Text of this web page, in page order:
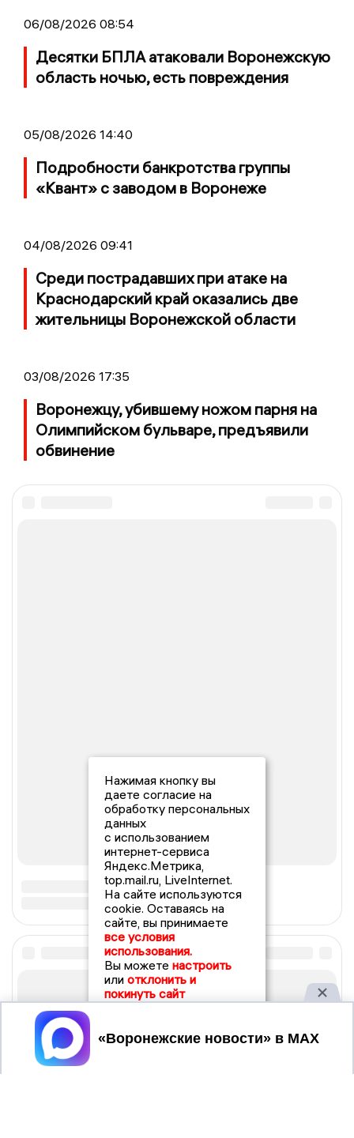
06/08/2026 08:54
Десятки БПЛА атаковали Воронежскую
область ночью, есть повреждения
05/08/2026 14:40
Подробности банкротства группы
«Квант» с заводом в Воронеже
04/08/2026 09:41
Среди пострадавших при атаке на
Краснодарский край оказались две
жительницы Воронежской области
03/08/2026 17:35
Воронежцу, убившему ножом парня на
Олимпийском бульваре, предъявили
обвинение
Нажимая кнопку вы
даете согласие на
обработку персональных
данных
с использованием
интернет-сервиса
Яндекс.Метрика,
top.mail.ru, LiveInternet.
На сайте используются
cookie. Оставаясь на
сайте, вы принимаете
все условия
использования.
Вы можете настроить
или отклонить и
покинуть сайт
Принять